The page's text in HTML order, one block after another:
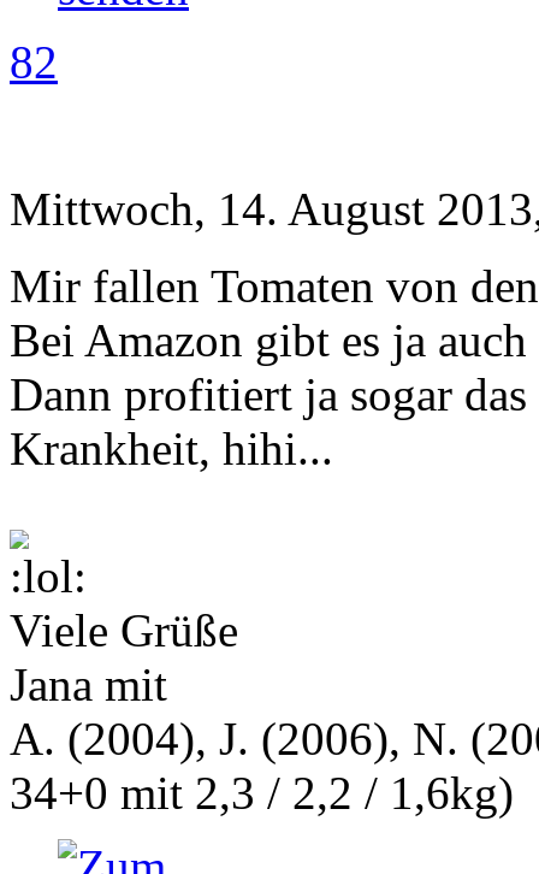
82
Mittwoch, 14. August
Mir fallen Tomaten von
Bei Amazon gibt es ja auch
Dann profitiert ja sogar
Krankheit, hihi...
Viele Grüße
Jana mit
A. (2004), J. (2006), N.
34+0 mit 2,3 / 2,2 / 1,6kg)